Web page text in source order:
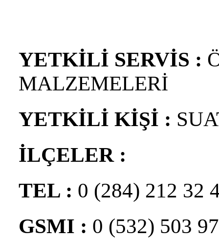
YETKİLİ SERVİS :
MALZEMELERİ
YETKİLİ KİŞİ :
İLÇELER :
TEL : 0 (284) 212 32
GSMI : 0 (532) 503